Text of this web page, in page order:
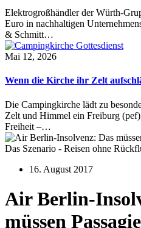
Elektrogroßhändler der Würth-
Euro in nachhaltigen
& Schmitt…
Mai 12, 2026
Wenn die Kirche ihr Zelt
Die Campingkirche lädt zu
Zelt und Himmel ein Freiburg
Freiheit –…
Das Szenario - Reisen ohne
16. August 2017
Air Berlin-
müssen